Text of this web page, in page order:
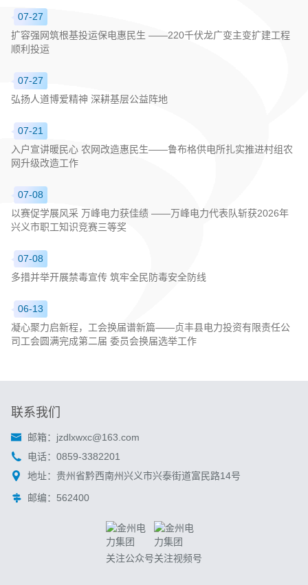
07-27
扩容强网筑根基投运保电惠民生 ——220千伏龙广变主变扩建工程
顺利投运
07-27
弘扬人道博爱精神 深耕基层公益阵地
07-21
入户宣讲暖民心 农网改造惠民生——鲁布格供电所扎实推进村组农
网升级改造工作
07-08
以赛促学展风采 万峰电力获佳绩 ——万峰电力代表队斩获2026年
兴义市职工知识竞赛三等奖
07-08
多措并举开展禁毒宣传 筑牢全民防毒安全防线
06-13
凝心聚力启新程，工会换届谱新篇——贞丰县电力投资有限责任公
司工会圆满完成第二届 委员会换届选举工作
联系我们
邮箱： jzdlxwxc@163.com
电话： 0859-3382201
地址： 贵州省黔西南州兴义市兴泰街道富民路14号
邮编： 562400
关注公众号关注视频号